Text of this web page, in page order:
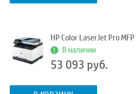
HP Color LaserJet Pro
В наличии
53 093 руб.